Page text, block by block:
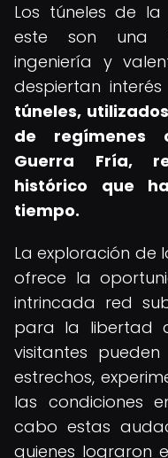
Los túneles de
este son una
ingeniería y
despiertan
túneles,
de regímenes
Guerra Fría,
histórico que
tiempo.
La exploración de
ofrece la
intrincada red
para la libertad
visitantes
estrechos,
las condiciones
cabo estas
quienes lograron